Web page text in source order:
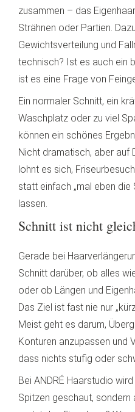
zusammen – das
Strähnen oder Partien.
Gewichtsverteilung und
technisch? Ist es auch ein
ist es eine Frage von
Ein normaler Schnitt, ein
Waschplatz oder zu viel
können ein schönes
Nicht dramatisch, aber auf
lohnt es sich,
statt einfach „mal eben die
lassen.
Schnitt ist nicht
Gerade bei
Schnitt darüber, ob alles
oder ob Längen und
Das Ziel ist fast nie nur
Meist geht es darum,
Konturen anzupassen und
dass nichts stufig oder
Bei ANDRÉ Haarstudio
Spitzen geschaut, sondern